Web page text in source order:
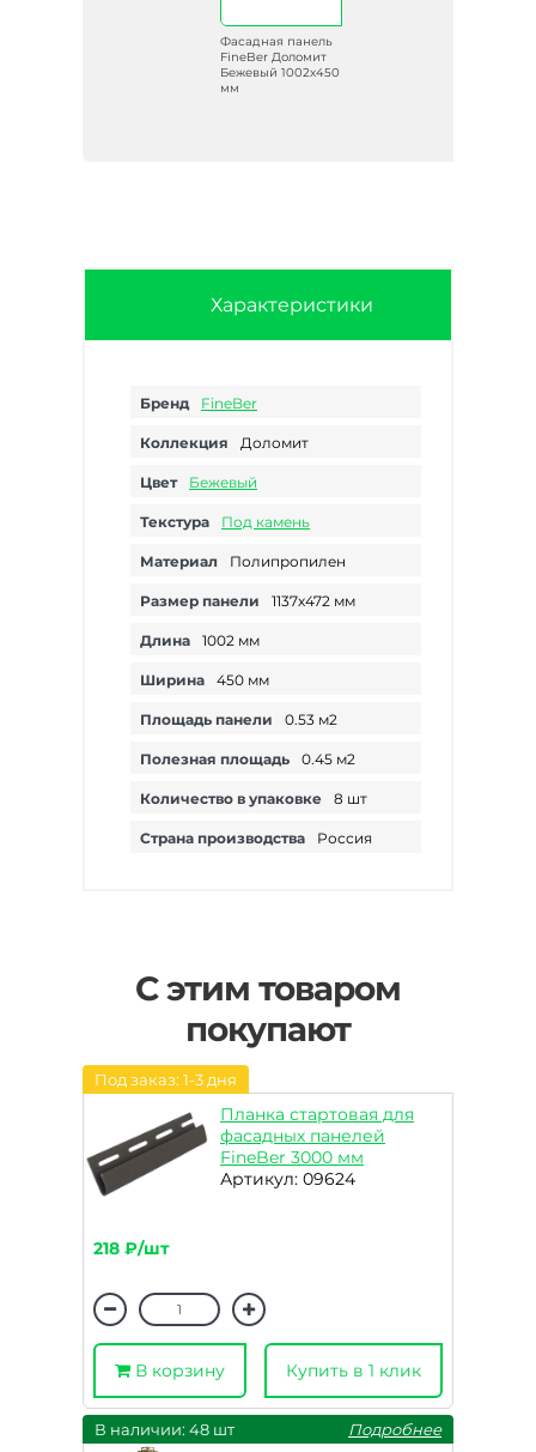
Фасадная панель
FineBer Доломит
Бежевый 1002х450
мм
Характеристики
Бренд FineBer
Коллекция Доломит
Цвет Бежевый
Текстура Под камень
Материал Полипропилен
Размер панели 1137х472 мм
Длина 1002 мм
Ширина 450 мм
Площадь панели 0.53 м2
Полезная площадь 0.45 м2
Количество в упаковке 8 шт
Страна производства Россия
С этим товаром
покупают
Под заказ: 1-3 дня
Планка стартовая для
фасадных панелей
FineBer 3000 мм
Артикул: 09624
218 ₽/шт
В корзину Купить в 1 клик
В наличии: 48 шт Подробнее